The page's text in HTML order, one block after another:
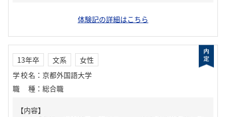
体験記の詳細はこちら
13年卒 文系
女性
学校名 ： 京都外国語大学
職種 ： 総合職
【内容】